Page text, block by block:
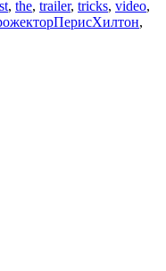
, the, trailer, tricks, video,
,